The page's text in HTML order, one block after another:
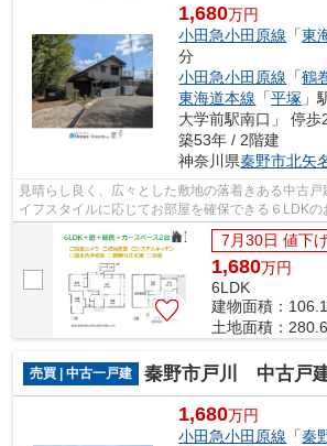
1,680万円
小田急小田原線 「東
分
小田急小田原線 「鶴
東海道本線 「平塚 」
大学前駅南口」 停歩
築53年 / 2階建
神奈川県秦野市北矢
見晴らし良く、広々とした敷地の落着きある中古
イフスタイルに応じてお部屋を確保できる６LDKの
家 詳細やご内見依頼など、お気軽に...
7月30日 値下
1,680万円
6LDK
建物面積：
土地面積：
売買 | 中古一戸建 秦野市戸川 中古戸
1,680万円
小田急小田原線 「秦